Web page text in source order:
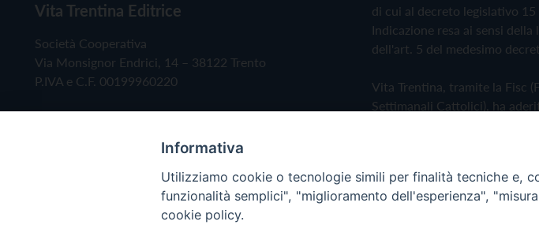
Vita Trentina Editrice
Società Cooperativa
Via Monsignor Endrici, 14 – 38122 Trento
P.IVA e C.F. 00199960220
di cui al decreto legislativo 15
Indicazione resa ai sensi
dell'art. 5 del medesimo
Vita Trentina, tramite la Fisc
Settimanali Cattolici), ha
Privacy Policy Cookie Policy
Informativa
Utilizziamo cookie o tecnologie simili per finalità tecniche e,
funzionalità semplici", "miglioramento dell'esperienza",
cookie policy.